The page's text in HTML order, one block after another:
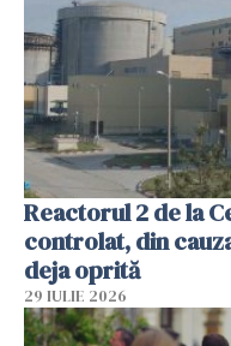
Reactorul 2 de la
controlat, din
deja oprită
29 IULIE 2026